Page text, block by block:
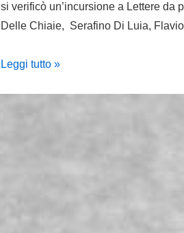
si verificò un’incursione a Lettere da
Delle Chiaie, Serafino Di Luia,
26
Leggi tutto »